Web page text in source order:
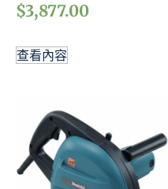
$3,877.00
查看內容